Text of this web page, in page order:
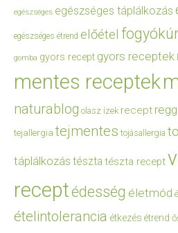
egészséges egészséges táplálkozás
egészséges étrend előétel
gomba gyors recept gyors receptek
mentes receptek
naturablog olasz ízek recept
tejallergia tejmentes tojásallergia
táplálkozás tészta tészta recept
receptédesség életmód
ételintolerancia étkezés étrend